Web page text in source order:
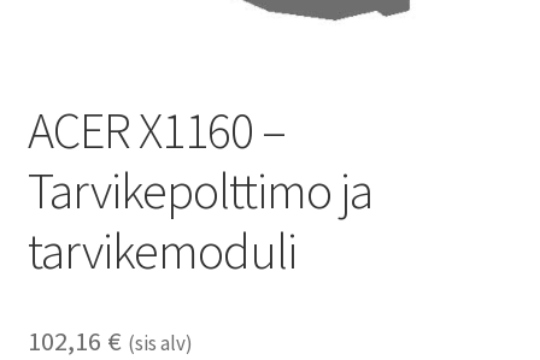
ACER X1160 –
Tarvikepolttimo ja
tarvikemoduli
102,16 € (sis alv)